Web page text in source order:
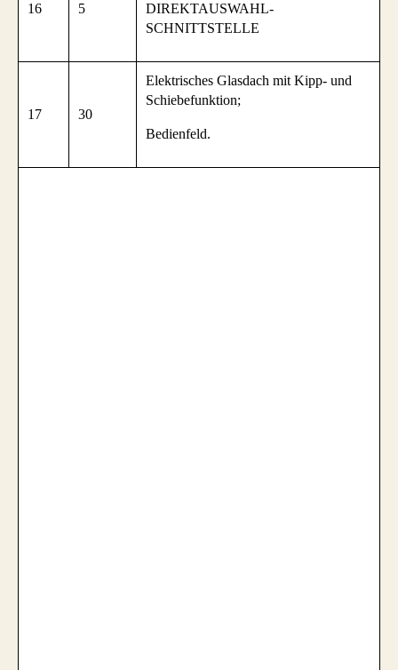
16 5
DIREKTAUSWAHL-
SCHNITTSTELLE
17 30
Elektrisches Glasdach mit Kipp- und
Schiebefunktion;
Bedienfeld.